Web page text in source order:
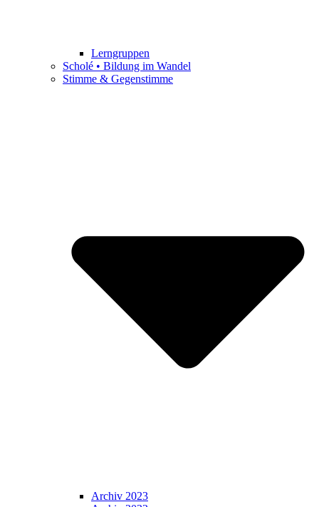
Lerngruppen
Scholé • Bildung im Wandel
Stimme & Gegenstimme
Archiv 2023